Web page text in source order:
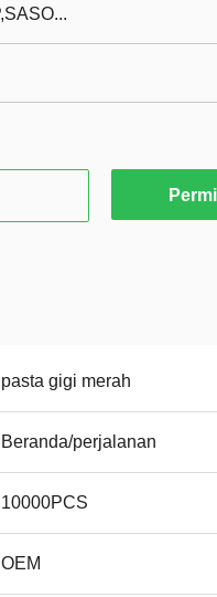
pasta gigi merah
Beranda/perjalanan
10000PCS
OEM